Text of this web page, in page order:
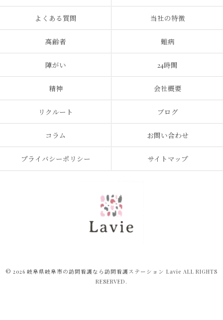
よくある質問 当社の特徴
高齢者 難病
障がい 24時間
精神 会社概要
リクルート ブログ
コラム お問い合わせ
プライバシーポリシー サイトマップ
© 2026 岐阜県岐阜市の訪問看護なら訪問看護ステーション Lavie ALL RIGHTS
RESERVED.